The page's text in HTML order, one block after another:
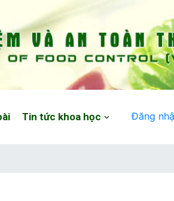
Tin tức khoa học Đăng